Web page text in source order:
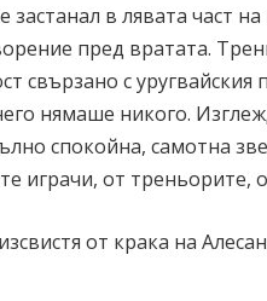
застанал в лявата част
пред вратата.
свързано с
нямаше никого.
спокойна, самотна
играчи, от треньорите,
от крака на